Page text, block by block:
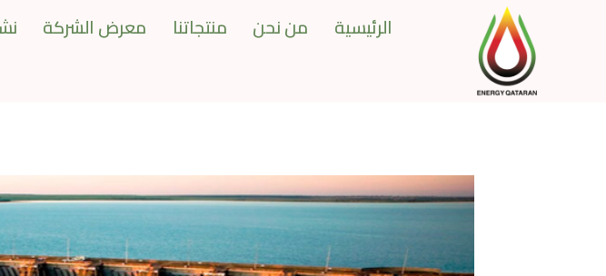
الرئيسية من نحن منتجاتنا معرض الشركة